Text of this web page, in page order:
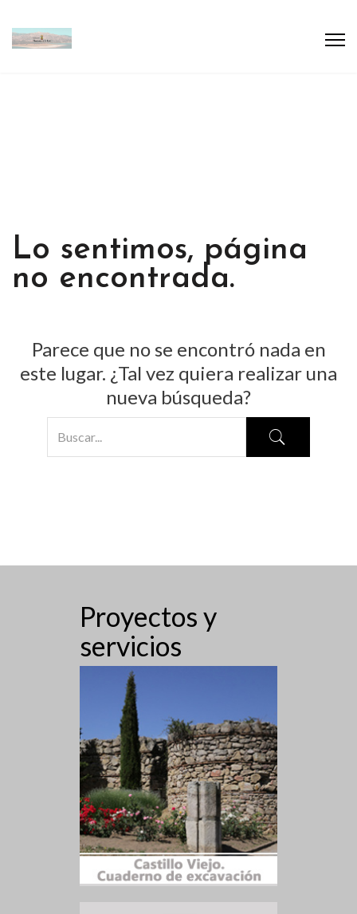
Lo sentimos, página
no encontrada.
Parece que no se encontró nada en
este lugar. ¿Tal vez quiera realizar una
nueva búsqueda?
Proyectos y
servicios